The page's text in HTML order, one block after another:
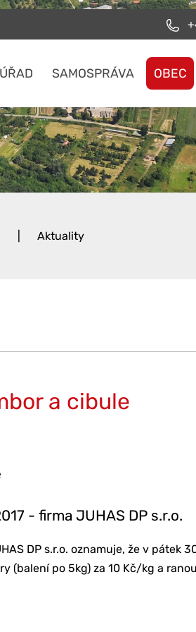
SAMOSPRÁVA OBEC
Aktuality
a cibule
- firma JUHAS DP s.r.o.
DP s.r.o. oznamuje, že v pátek
(balení po 5kg) za 10 Kč/kg a